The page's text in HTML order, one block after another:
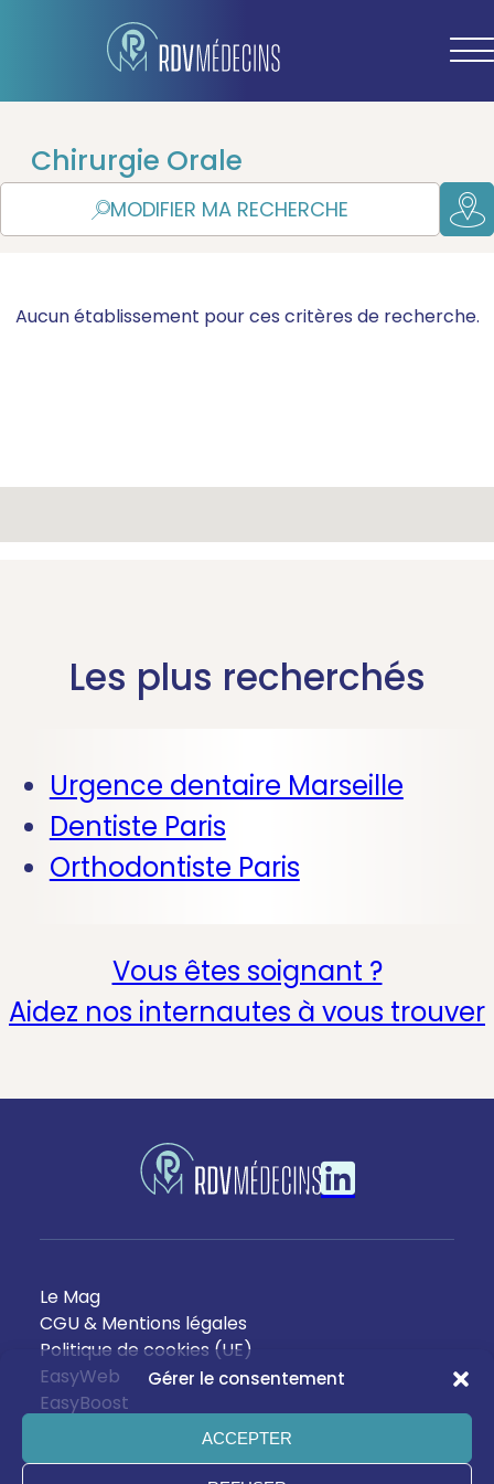
Gérer le consentement
ACCEPTER
Chirurgie Orale
MODIFIER MA RECHERCHE
Aucun établissement pour ces critères de recherche.
Les plus recherchés
Urgence dentaire Marseille
Dentiste Paris
Orthodontiste Paris
Vous êtes soignant ?
Aidez nos internautes à vous trouver
Le Mag
CGU & Mentions légales
Politique de cookies (UE)
EasyWeb
EasyBoost